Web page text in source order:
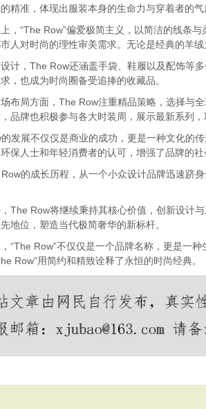
精准，体现出服装本身的生命力与穿着者的气
，“The Row”偏爱极简主义，以简洁的线条
人对时尚的理性审美需求。无论是经典的羊
计，The Row还涵盖手袋、鞋履以及配饰等
，也成为时尚圈备受追捧的收藏品。
布局方面，The Row注重精品策略，选择与
品牌也积极参与各大时装周，展示最新系列，
发展不仅仅是商业的成功，更是一种文化的
保人士和年轻消费者的认可，增强了品牌的社
的成长历程，从一个小众设计品牌迅速跻
The Row将继续秉持其核心价值，创新设计
地位，塑造当代极简奢华的新标杆。
“The Row”不仅仅是一个品牌名称，更是一
Row”用简约和精致诠释了永恒的时尚经典。